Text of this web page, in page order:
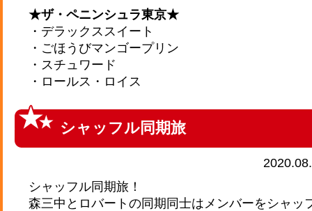
★ザ・ペニンシュラ東京★
・デラックススイート
・ごほうびマンゴープリン
・スチュワード
・ロールス・ロイス
シャッフル同期旅
シャッフル同期旅！
森三中とロバートの同期同士はメンバーをシャッ